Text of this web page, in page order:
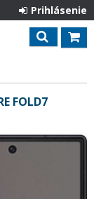
Prihlásenie
FOLD7